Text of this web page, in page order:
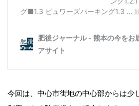
今回は、中心市街地の中心部からは少